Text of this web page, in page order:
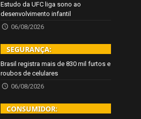
Estudo da UFC liga sono ao
desenvolvimento infantil
06/08/2026
SEGURANÇA:
Brasil registra mais de 830 mil furtos e
roubos de celulares
06/08/2026
CONSUMIDOR: